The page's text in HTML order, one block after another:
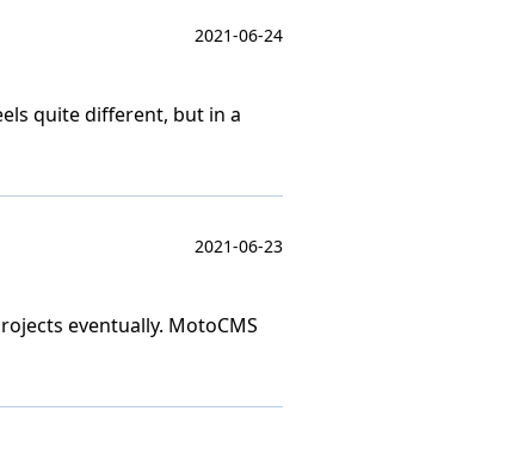
2021-06-24
quite different, but in a
2021-06-23
eventually. MotoCMS